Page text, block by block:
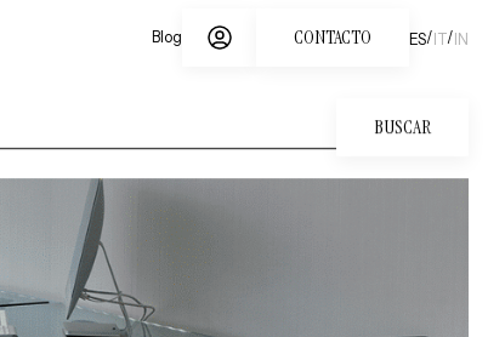
Blog CONTACTO IN
/
IT
/
ES
BUSCAR